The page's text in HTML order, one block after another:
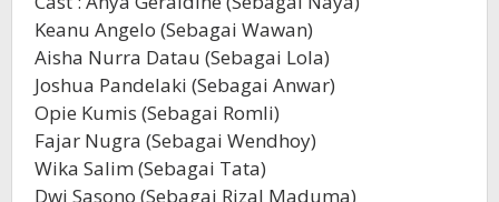
Keanu Angelo (Sebagai Wawan)
Aisha Nurra Datau (Sebagai Lola)
Joshua Pandelaki (Sebagai Anwar)
Opie Kumis (Sebagai Romli)
Fajar Nugra (Sebagai Wendhoy)
Wika Salim (Sebagai Tata)
Dwi Sasono (Sebagai Rizal Maduma)